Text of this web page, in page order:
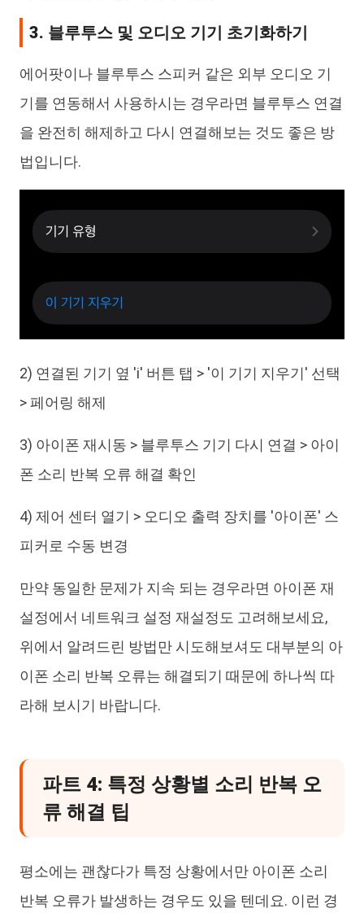
3. 블루투스 및 오디오 기기 초기화하기
에어팟이나 블루투스 스피커 같은 외부 오디오 기
기를 연동해서 사용하시는 경우라면 블루투스 연결
을 완전히 해제하고 다시 연결해보는 것도 좋은 방
법입니다.
2) 연결된 기기 옆 'i' 버튼 탭 > '이 기기 지우기' 선택
> 페어링 해제
3) 아이폰 재시동 > 블루투스 기기 다시 연결 > 아이
폰 소리 반복 오류 해결 확인
4) 제어 센터 열기 > 오디오 출력 장치를 '아이폰' 스
피커로 수동 변경
만약 동일한 문제가 지속 되는 경우라면 아이폰 재
설정에서 네트워크 설정 재설정도 고려해보세요,
위에서 알려드린 방법만 시도해보셔도 대부분의 아
이폰 소리 반복 오류는 해결되기 때문에 하나씩 따
라해 보시기 바랍니다.
파트 4: 특정 상황별 소리 반복 오
류 해결 팁
평소에는 괜찮다가 특정 상황에서만 아이폰 소리
반복 오류가 발생하는 경우도 있을 텐데요. 이런 경